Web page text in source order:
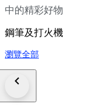
中的精彩好物
鋼筆及打火機
瀏覽全部